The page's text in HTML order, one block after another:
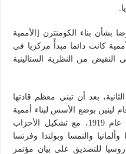
بشأن بناء الكومنترن [الأممية
كانت دائما مبدأً مركزيا في
من النظرية الستالينية
بعد أن تبنى معظم قادتها
لينين بوضع الأسس لبناء أممية
ثالثة، وهي المهمة التي أنجزت في عام 1919، مع تشكيل الأحزاب
والنمسا وبولندا وفرنسا
للتصديق على بيان مؤتمر